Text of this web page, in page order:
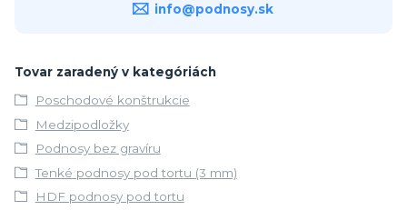
info@podnosy.sk
Tovar zaradený v kategóriách
Poschodové konštrukcie
Medzipodložky
Podnosy bez gravíru
Tenké podnosy pod tortu (3 mm)
HDF podnosy pod tortu